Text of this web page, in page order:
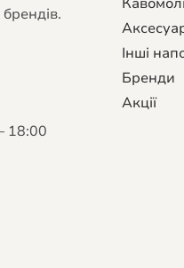
18:00
Інші
Бренди
Акції